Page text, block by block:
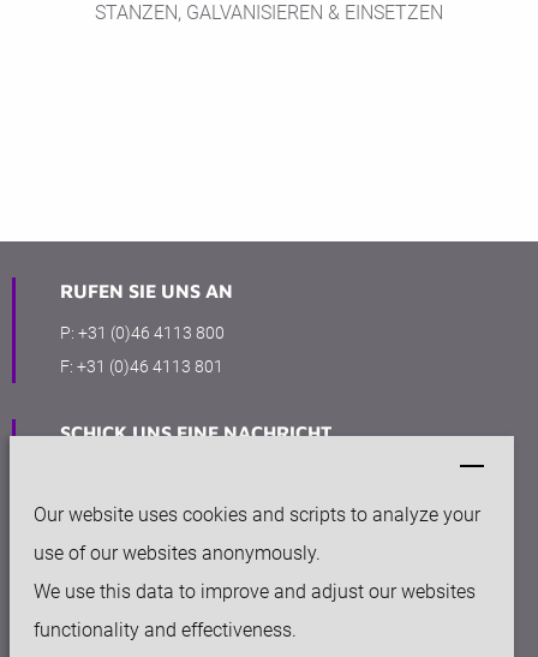
Our website uses cookies and scripts to analyze your
use of our websites anonymously.
We use this data to improve and adjust our websites
functionality and effectiveness.
STANZEN, GALVANISIEREN & EINSETZEN
RUFEN SIE UNS AN
P: +31 (0)46 4113 800
F: +31 (0)46 4113 801
SCHICK UNS EINE NACHRICHT
BÜRO
Rijksweg Noord 281